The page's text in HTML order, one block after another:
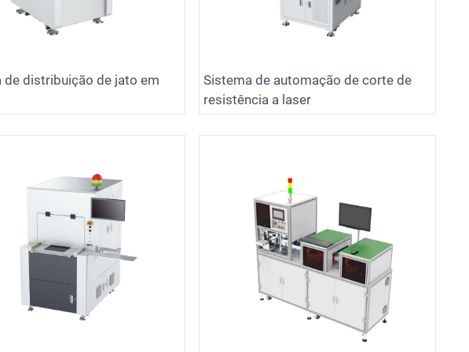
de distribuição de jato em
Sistema de automação de corte de
resistência a laser